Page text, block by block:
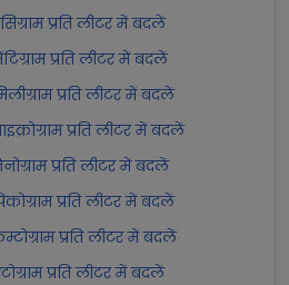
प्रति लीटर में बदलें
प्रति लीटर में बदलें
प्रति लीटर में बदलें
प्रति लीटर में बदलें
प्रति लीटर में बदलें
प्रति लीटर में बदलें
प्रति लीटर में बदलें
प्रति लीटर में बदलें